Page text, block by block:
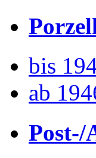
bis
ab
Post-/